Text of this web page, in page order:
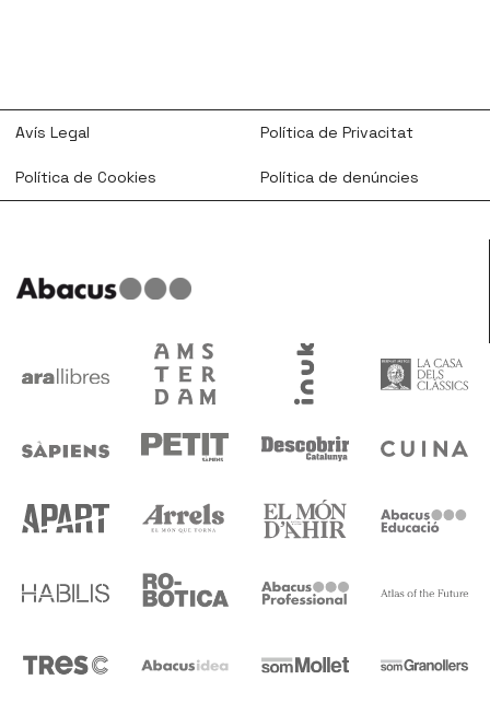
Avís Legal Política de Privacitat
Política de Cookies Política de denúncies